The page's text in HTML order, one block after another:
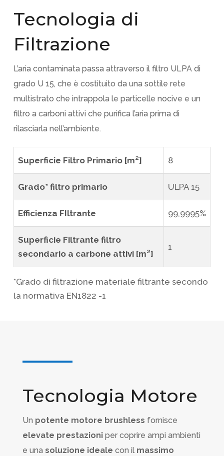
Tecnologia di
Filtrazione
L’aria contaminata passa attraverso il filtro ULPA di
grado U 15, che è costituito da una sottile rete
multistrato che intrappola le particelle nocive e un
filtro a carboni attivi che purifica l’aria prima di
rilasciarla nell’ambiente.
Superficie Filtro Primario [m²] 8
Grado* filtro primario ULPA 15
Efficienza FIltrante 99,9995%
Superficie Filtrante filtro
secondario a carbone attivi [m²]
1
*Grado di filtrazione materiale filtrante secondo
la normativa EN1822 -1
Tecnologia Motore
Un potente motore brushless fornisce
elevate prestazioniper coprire ampi ambienti
e una soluzione ideale con il massimo